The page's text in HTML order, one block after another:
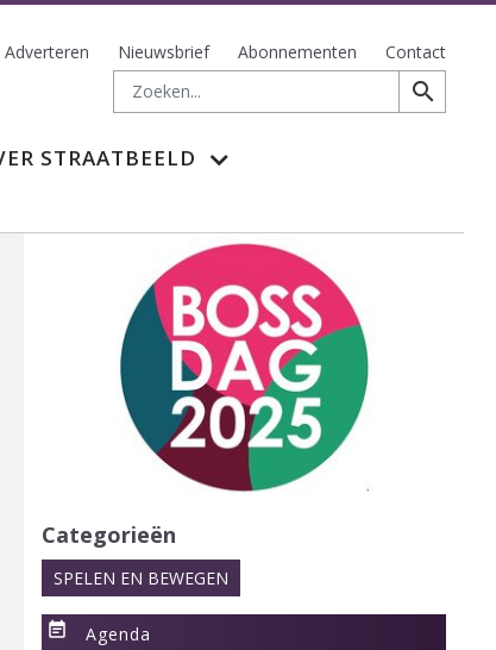
Adverteren Nieuwsbrief Abonnementen
Contact
Zoeken
search
STRAATBEELD
Categorieën
SPELEN EN BEWEGEN
event_note Agenda